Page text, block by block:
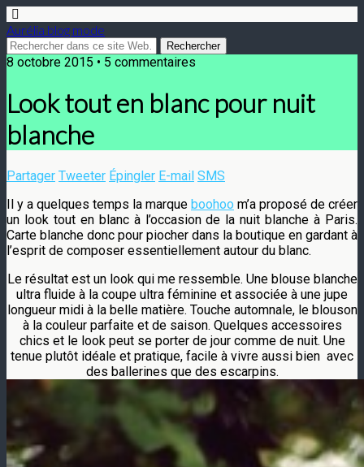
Aurélia blog mode
8 octobre 2015 • 5 commentaires
Look tout en blanc pour nuit
blanche
Partager Tweeter Épingler E-mail SMS
Il y a quelques temps la marque boohoo m’a proposé de créer
un look tout en blanc à l’occasion de la nuit blanche à Paris.
Carte blanche donc pour piocher dans la boutique en gardant à
l’esprit de composer essentiellement autour du blanc.
Le résultat est un look qui me ressemble. Une blouse blanche
ultra fluide à la coupe ultra féminine et associée à une jupe
longueur midi à la belle matière. Touche automnale, le blouson
à la couleur parfaite et de saison. Quelques accessoires
chics et le look peut se porter de jour comme de nuit. Une
tenue plutôt idéale et pratique, facile à vivre aussi bien avec
des ballerines que des escarpins.